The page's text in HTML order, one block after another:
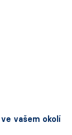
vašem okolí